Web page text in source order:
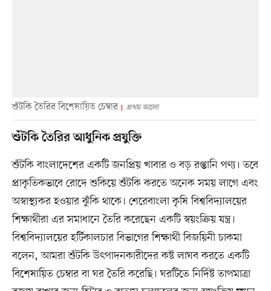
শুঁটকি তৈরির বিশেষায়িত চেম্বার প্রথম আলো
শুঁটকি তৈরির আধুনিক প্রযুক্তি
শুঁটকি বাংলাদেশের একটি জনপ্রিয় খাবার ও বড় রপ্তানি পণ্য। তবে
প্রাকৃতিকভাবে রোদে শুকিয়ে শুঁটকি করতে অনেক সময় লাগে এবং
অস্বাস্থ্যকর হওয়ার ঝুঁকি থাকে। শেরেবাংলা কৃষি বিশ্ববিদ্যালয়ের
শিক্ষার্থীরা এর সমাধানে তৈরি করেছেন একটি স্বয়ংক্রিয় যন্ত্র।
বিশ্ববিদ্যালয়ের হর্টিকালচার বিভাগের শিক্ষার্থী বিজয়িনী চাকমা
বলেন, আমরা শুঁটকি উৎপাদনকারীদের কষ্ট লাঘব করতে একটি
বিশেষায়িত চেম্বার বা ঘর তৈরি করেছি। ঘরটিতে নির্দিষ্ট তাপমাত্রা